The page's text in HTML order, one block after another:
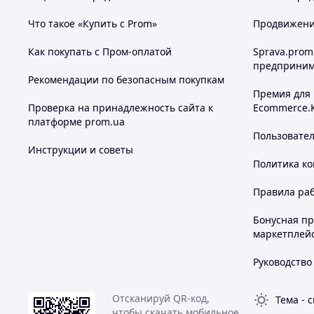
Мягкое не промокаемое сиденье;
Качественная порошковая покраска металла;
2 полочки;
Есть заглушки на концах, которые
Долговечные;
Практичные;
Быстрая отправка;
Заказать или получить
Что такое «Купить с Prom»
Как покупать с Пром-оплатой
Рекомендации по безопасным покупкам
Проверка на принадлежность сайта к
платформе prom.ua
Инструкции и советы
Премия для
Политика
Правила
Бонусная
Отсканируй QR-код,
Тема -